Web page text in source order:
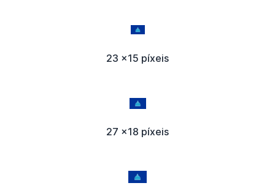
23 x15 píxeis
27 x18 píxeis